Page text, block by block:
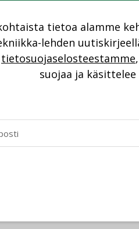
Suomen
yhteistyössä
kertoo LUT-yliopisto
tietoa alamme
lehden
tietosuojaselosteestamme
suojaa ja